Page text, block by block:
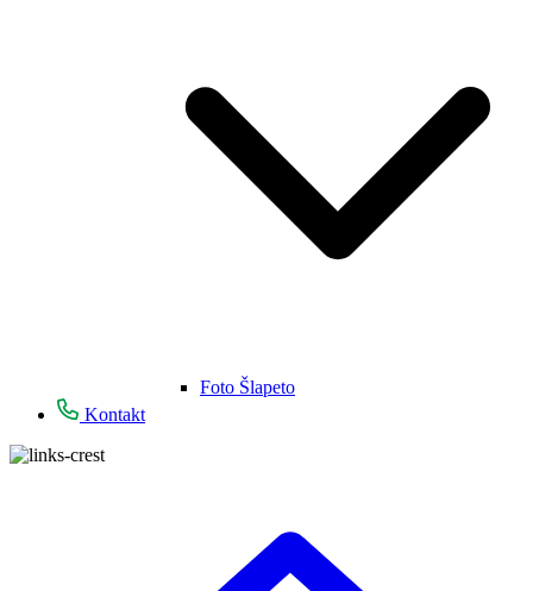
Foto Šlapeto
Kontakt